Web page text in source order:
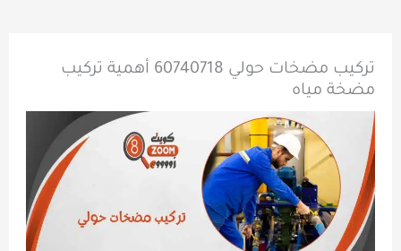
تركيب مضخات حولي 60740718 أهمية تركيب
مضخة مياه